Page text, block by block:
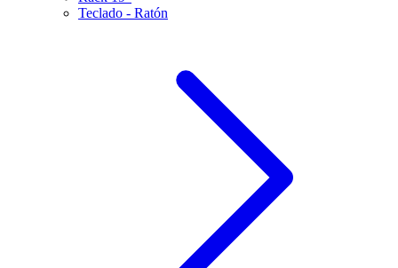
Teclado - Ratón